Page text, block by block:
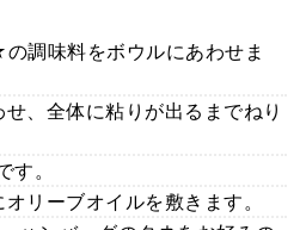
調味料をボウルにあわせま
、全体に粘りが出るまでねり
。
リーブオイルを敷きます。